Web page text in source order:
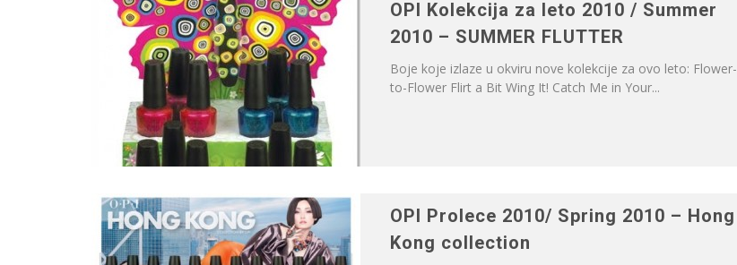
OPI Kolekcija za leto 2010 / Summer
2010 – SUMMER FLUTTER
Boje koje izlaze u okviru nove kolekcije za ovo leto: Flower-
to-Flower Flirt a Bit Wing It! Catch Me in Your...
OPI Prolece 2010/ Spring 2010 – Hong
Kong collection